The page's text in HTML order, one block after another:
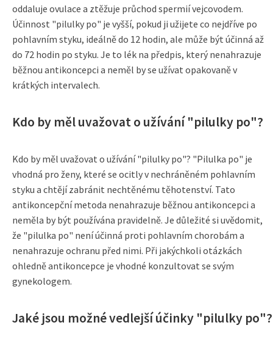
oddaluje ovulace a ztěžuje průchod spermií vejcovodem.
Účinnost "pilulky po" je vyšší, pokud ji užijete co nejdříve po
pohlavním styku, ideálně do 12 hodin, ale může být účinná až
do 72 hodin po styku. Je to lék na předpis, který nenahrazuje
běžnou antikoncepci a neměl by se užívat opakovaně v
krátkých intervalech.
Kdo by měl uvažovat o užívání "pilulky po"?
Kdo by měl uvažovat o užívání "pilulky po"? "Pilulka po" je
vhodná pro ženy, které se ocitly v nechráněném pohlavním
styku a chtějí zabránit nechtěnému těhotenství. Tato
antikoncepční metoda nenahrazuje běžnou antikoncepci a
neměla by být používána pravidelně. Je důležité si uvědomit,
že "pilulka po" není účinná proti pohlavním chorobám a
nenahrazuje ochranu před nimi. Při jakýchkoli otázkách
ohledně antikoncepce je vhodné konzultovat se svým
gynekologem.
Jaké jsou možné vedlejší účinky "pilulky po"?